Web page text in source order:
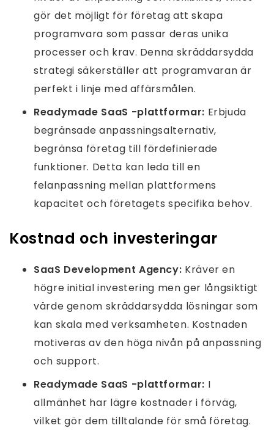
gör det möjligt för företag att skapa
programvara som passar deras unika
processer och krav. Denna skräddarsydda
strategi säkerställer att programvaran är
perfekt i linje med affärsmålen.
Readymade SaaS -plattformar: Erbjuda
begränsade anpassningsalternativ,
begränsa företag till fördefinierade
funktioner. Detta kan leda till en
felanpassning mellan plattformens
kapacitet och företagets specifika behov.
Kostnad och investeringar
SaaS Development Agency: Kräver en
högre initial investering men ger långsiktigt
värde genom skräddarsydda lösningar som
kan skala med verksamheten. Kostnaden
motiveras av den höga nivån på anpassning
och support.
Readymade SaaS -plattformar: I
allmänhet har lägre kostnader i förväg,
vilket gör dem tilltalande för små företag.